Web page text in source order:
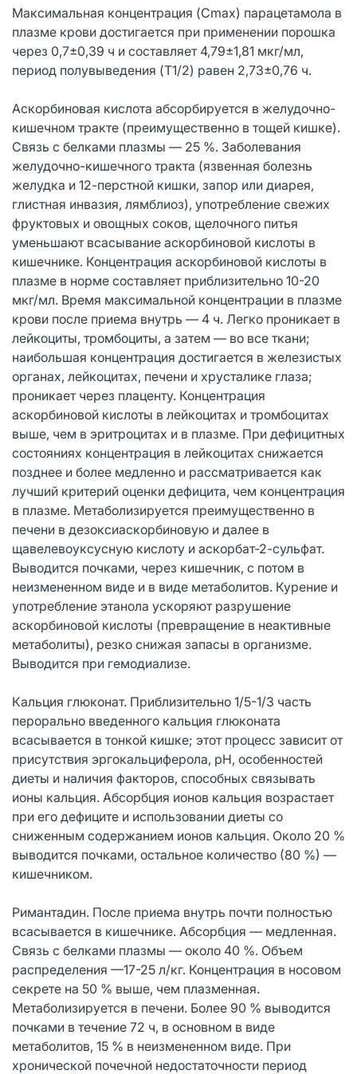
Максимальная концентрация (Cmax) парацетамола в
плазме крови достигается при применении порошка
через 0,7±0,39 ч и составляет 4,79±1,81 мкг/мл,
период полувыведения (T1/2) равен 2,73±0,76 ч.
Аскорбиновая кислота абсорбируется в желудочно-
кишечном тракте (преимущественно в тощей кишке).
Связь с белками плазмы — 25 %. Заболевания
желудочно-кишечного тракта (язвенная болезнь
желудка и 12-перстной кишки, запор или диарея,
глистная инвазия, лямблиоз), употребление свежих
фруктовых и овощных соков, щелочного питья
уменьшают всасывание аскорбиновой кислоты в
кишечнике. Концентрация аскорбиновой кислоты в
плазме в норме составляет приблизительно 10-20
мкг/мл. Время максимальной концентрации в плазме
крови после приема внутрь — 4 ч. Легко проникает в
лейкоциты, тромбоциты, а затем — во все ткани;
наибольшая концентрация достигается в железистых
органах, лейкоцитах, печени и хрусталике глаза;
проникает через плаценту. Концентрация
аскорбиновой кислоты в лейкоцитах и тромбоцитах
выше, чем в эритроцитах и в плазме. При дефицитных
состояниях концентрация в лейкоцитах снижается
позднее и более медленно и рассматривается как
лучший критерий оценки дефицита, чем концентрация
в плазме. Метаболизируется преимущественно в
печени в дезоксиаскорбиновую и далее в
щавелевоуксусную кислоту и аскорбат-2-сульфат.
Выводится почками, через кишечник, с потом в
неизмененном виде и в виде метаболитов. Курение и
употребление этанола ускоряют разрушение
аскорбиновой кислоты (превращение в неактивные
метаболиты), резко снижая запасы в организме.
Выводится при гемодиализе.
Кальция глюконат. Приблизительно 1/5-1/3 часть
перорально введенного кальция глюконата
всасывается в тонкой кишке; этот процесс зависит от
присутствия эргокальциферола, pH, особенностей
диеты и наличия факторов, способных связывать
ионы кальция. Абсорбция ионов кальция возрастает
при его дефиците и использовании диеты со
сниженным содержанием ионов кальция. Около 20 %
выводится почками, остальное количество (80 %) —
кишечником.
Римантадин. После приема внутрь почти полностью
всасывается в кишечнике. Абсорбция — медленная.
Связь с белками плазмы — около 40 %. Объем
распределения —17-25 л/кг. Концентрация в носовом
секрете на 50 % выше, чем плазменная.
Метаболизируется в печени. Более 90 % выводится
почками в течение 72 ч, в основном в виде
метаболитов, 15 % в неизмененном виде. При
хронической почечной недостаточности период